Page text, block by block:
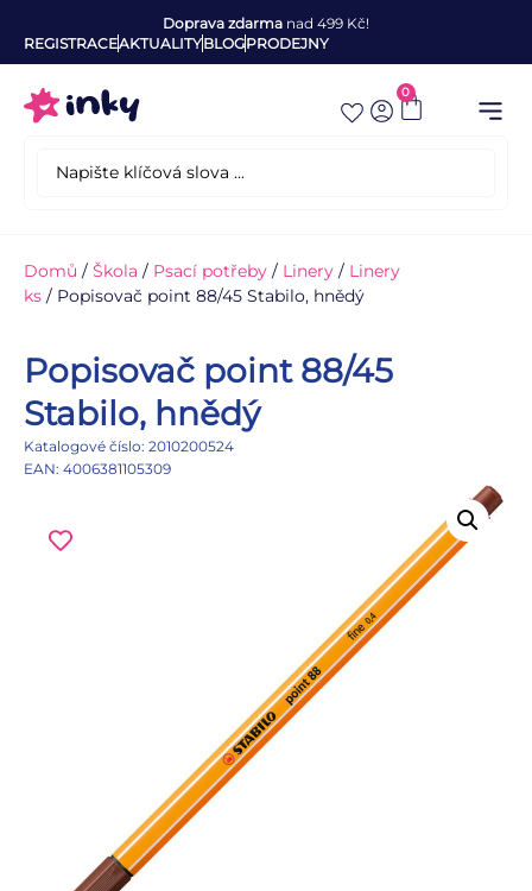
Doprava zdarma nad 499 Kč!
REGISTRACEAKTUALITYBLOGPRODEJNY
0
Domů / Škola / Psací potřeby / Linery / Linery
ks / Popisovač point 88/45 Stabilo, hnědý
Popisovač point 88/45
Stabilo, hnědý
Katalogové číslo: 2010200524
EAN: 4006381105309